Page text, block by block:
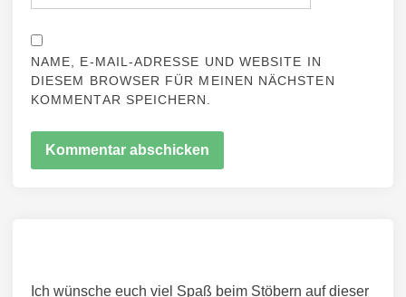
NAME, E-MAIL-ADRESSE UND WEBSITE IN
DIESEM BROWSER FÜR MEINEN NÄCHSTEN
KOMMENTAR SPEICHERN.
Ich wünsche euch viel Spaß beim Stöbern auf dieser